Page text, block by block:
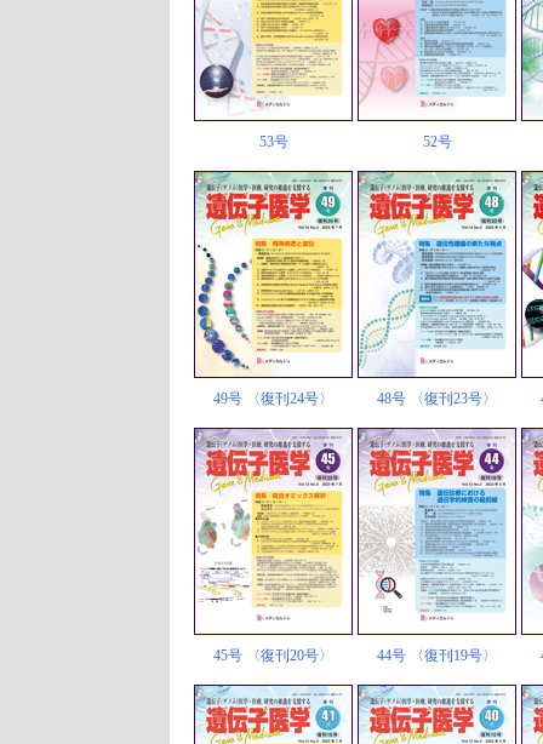
53号 52号
49号 〈復刊24号〉 48号 〈復刊23号〉
45号 〈復刊20号〉 44号 〈復刊19号〉